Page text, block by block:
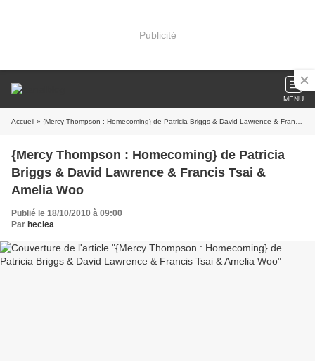
Publicité
MENU
Accueil » {Mercy Thompson : Homecoming} de Patricia Briggs & David Lawrence & Francis Tsai & Amelia Woo
{Mercy Thompson : Homecoming} de Patricia
Briggs & David Lawrence & Francis Tsai &
Amelia Woo
Publié le 18/10/2010 à 09:00
Par heclea